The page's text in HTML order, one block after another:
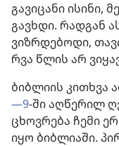
გავიცანი ისინი,
გავხდი. რადგან
ვიზრდებოდი,
რვა წლის არ
ბიბლიის კითხვა
—9-ში აღწერილ
ცხოვრება ჩემი
იყო ბიბლიაში.